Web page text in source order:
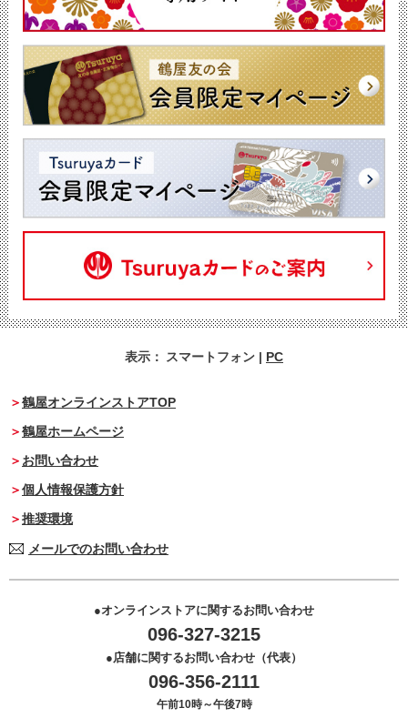
表示： スマートフォン | PC
鶴屋オンラインストアTOP
鶴屋ホームページ
お問い合わせ
個人情報保護方針
推奨環境
メールでのお問い合わせ
オンラインストアに関するお問い合わせ
096-327-3215
店舗に関するお問い合わせ（代表）
096-356-2111
午前10時～午後7時